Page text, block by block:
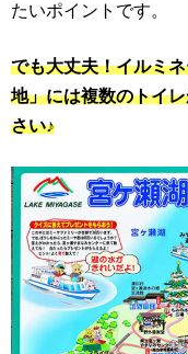
たいポイントです。
でも大丈夫！イルミ
地」には複数のトイ
さい♪